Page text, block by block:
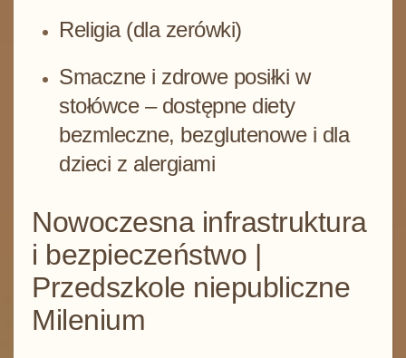
Religia (dla zerówki)
Smaczne i zdrowe posiłki w
stołówce – dostępne diety
bezmleczne, bezglutenowe i dla
dzieci z alergiami
Nowoczesna infrastruktura
i bezpieczeństwo |
Przedszkole niepubliczne
Milenium